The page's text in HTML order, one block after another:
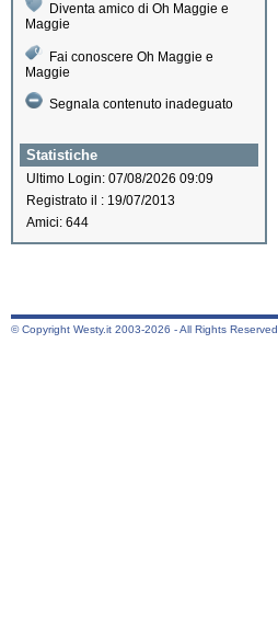
Diventa amico di Oh Maggie e
Maggie
Fai conoscere Oh Maggie e
Maggie
Segnala contenuto inadeguato
Statistiche
Ultimo Login: 07/08/2026 09:09
Registrato il : 19/07/2013
Amici: 644
© Copyright Westy.it 2003-2026 - All Rights Reserved